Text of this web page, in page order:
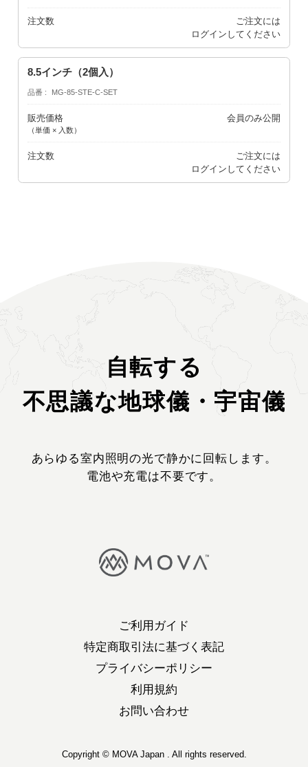
注文数
ご注文には
ログイン してください
8.5インチ（2個入）
品番 MG-85-STE-C-SET
販売価格
（単価 × 入数）
会員のみ公開
注文数
ご注文には
ログイン してください
自転する
不思議な地球儀・宇宙儀
あらゆる室内照明の光で静かに回転します。
電池や充電は不要です。
ご利用ガイド
特定商取引法に基づく表記
プライバシーポリシー
利用規約
お問い合わせ
Copyright © MOVA Japan . All rights reserved.